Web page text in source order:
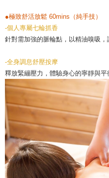
●極致舒活放鬆 60mins（純手技）
-個人專屬七輪抓香
針對需加強的脈輪點，以精油嗅吸，
-全身調息舒壓按摩
釋放緊繃壓力，體驗身心的寧靜與平